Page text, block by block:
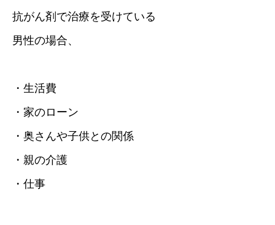
抗がん剤で治療を受けている
男性の場合、
・生活費
・家のローン
・奥さんや子供との関係
・親の介護
・仕事